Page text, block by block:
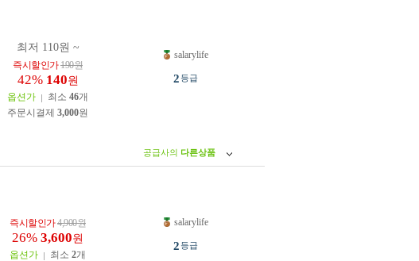
최저 110원 ~
즉시할인가190원
42% 140원
옵션가 최소 46개
주문시결제 3,000원
salarylife
2등급
공급사의 다른상품
즉시할인가4,900원
26% 3,600원
옵션가 최소 2개
salarylife
2등급